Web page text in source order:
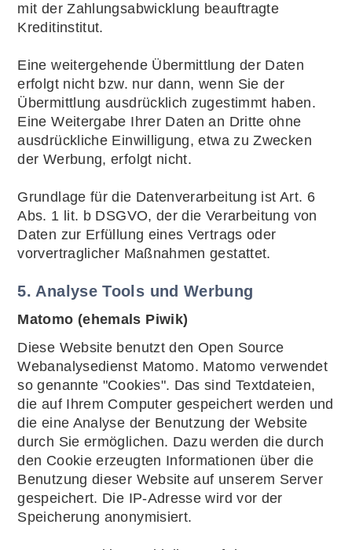
mit der Zahlungsabwicklung beauftragte
Kreditinstitut.
Eine weitergehende Übermittlung der Daten
erfolgt nicht bzw. nur dann, wenn Sie der
Übermittlung ausdrücklich zugestimmt haben.
Eine Weitergabe Ihrer Daten an Dritte ohne
ausdrückliche Einwilligung, etwa zu Zwecken
der Werbung, erfolgt nicht.
Grundlage für die Datenverarbeitung ist Art. 6
Abs. 1 lit. b DSGVO, der die Verarbeitung von
Daten zur Erfüllung eines Vertrags oder
vorvertraglicher Maßnahmen gestattet.
5. Analyse Tools und Werbung
Matomo (ehemals Piwik)
Diese Website benutzt den Open Source
Webanalysedienst Matomo. Matomo verwendet
so genannte "Cookies". Das sind Textdateien,
die auf Ihrem Computer gespeichert werden und
die eine Analyse der Benutzung der Website
durch Sie ermöglichen. Dazu werden die durch
den Cookie erzeugten Informationen über die
Benutzung dieser Website auf unserem Server
gespeichert. Die IP-Adresse wird vor der
Speicherung anonymisiert.